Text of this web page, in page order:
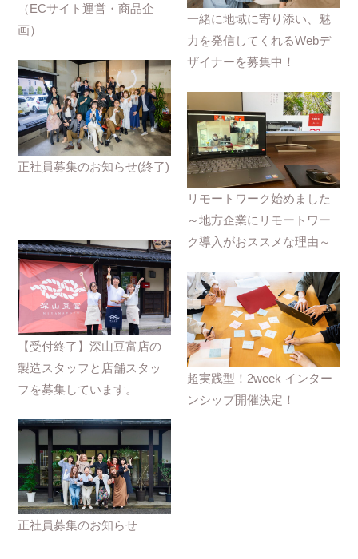
（ECサイト運営・商品企
画）
一緒に地域に寄り添い、魅
力を発信してくれるWebデ
ザイナーを募集中！
正社員募集のお知らせ(終了)
リモートワーク始めました
～地方企業にリモートワー
ク導入がおススメな理由～
【受付終了】深山豆富店の
製造スタッフと店舗スタッ
フを募集しています。
超実践型！2week インター
ンシップ開催決定！
正社員募集のお知らせ